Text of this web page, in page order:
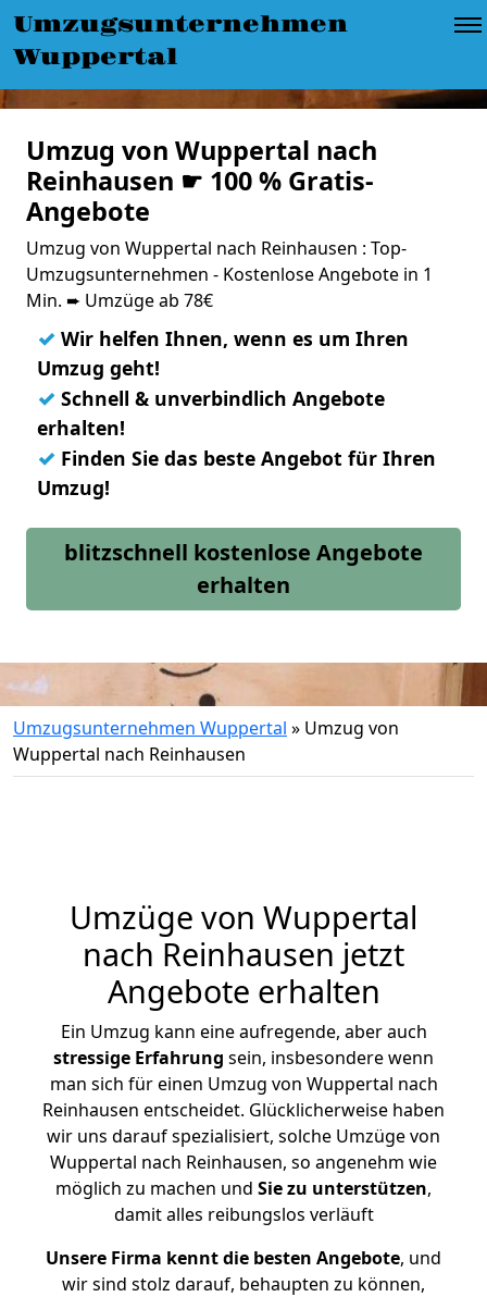
Umzugsunternehmen
Wuppertal
Umzug von Wuppertal nach
Reinhausen ☛ 100 % Gratis-
Angebote
Umzug von Wuppertal nach Reinhausen : Top-
Umzugsunternehmen - Kostenlose Angebote in 1
Min. ➨ Umzüge ab 78€
✓ Wir helfen Ihnen, wenn es um Ihren
Umzug geht!
✓ Schnell & unverbindlich Angebote
erhalten!
✓ Finden Sie das beste Angebot für Ihren
Umzug!
blitzschnell kostenlose Angebote
erhalten
Umzugsunternehmen Wuppertal » Umzug von
Wuppertal nach Reinhausen
Umzüge von Wuppertal
nach Reinhausen jetzt
Angebote erhalten
Ein Umzug kann eine aufregende, aber auch
stressige Erfahrung sein, insbesondere wenn
man sich für einen Umzug von Wuppertal nach
Reinhausen entscheidet. Glücklicherweise haben
wir uns darauf spezialisiert, solche Umzüge von
Wuppertal nach Reinhausen, so angenehm wie
möglich zu machen und Sie zu unterstützen,
damit alles reibungslos verläuft
Unsere Firma kennt die besten Angebote, und
wir sind stolz darauf, behaupten zu können,